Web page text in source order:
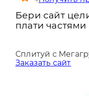
Бери сайт
плати частями
Заказать сайт